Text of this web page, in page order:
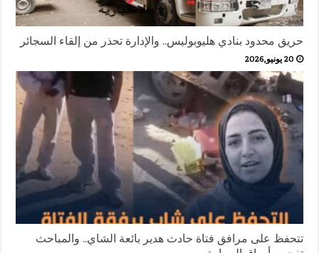
حريق محدود بنادي هليوبوليس.. والإدارة تحذر من إلقاء السجائر
20 يونيو,2026
تتحفظ على مرافق فتاة حادث هدير بائعة الشاي.. والمباحث